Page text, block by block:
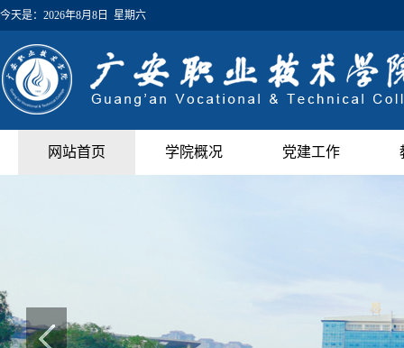
今天是： 2026年8月8日 星期六
网站首页 学院概况 党建工作